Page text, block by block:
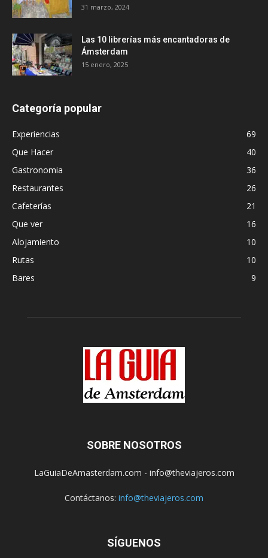
31 marzo, 2024
Las 10 librerías más encantadoras de
Ámsterdam
15 enero, 2025
Categoría popular
Experiencias
69
Que Hacer
40
Gastronomia
36
Restaurantes
26
Cafeterías
21
Que ver
16
Alojamiento
10
Rutas
10
Bares
9
SOBRE NOSOTROS
LaGuiaDeAmasterdam.com - info@theviajeros.com
Contáctanos: info@theviajeros.com
SÍGUENOS